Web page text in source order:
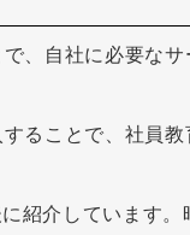
、自社に必要な
ることで、社員教
紹介しています。